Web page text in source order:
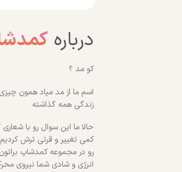
درباره
کو مد ؟
اسم ما از مد میاد همون
زندگی همه گذاشته
حالا ما این سوال رو با
کمی تغییر و قرتی ترش
رو در مجموعه کمدشاپ
انرژی و شادی شما نیروی